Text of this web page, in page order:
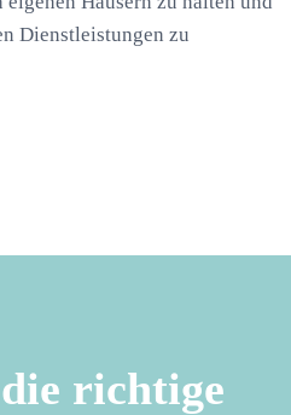
Dienstleistungen zu
richtige